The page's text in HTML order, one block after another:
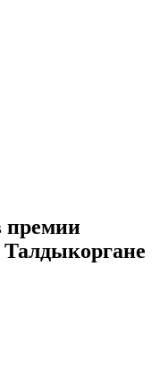
премии
Талдыкоргане